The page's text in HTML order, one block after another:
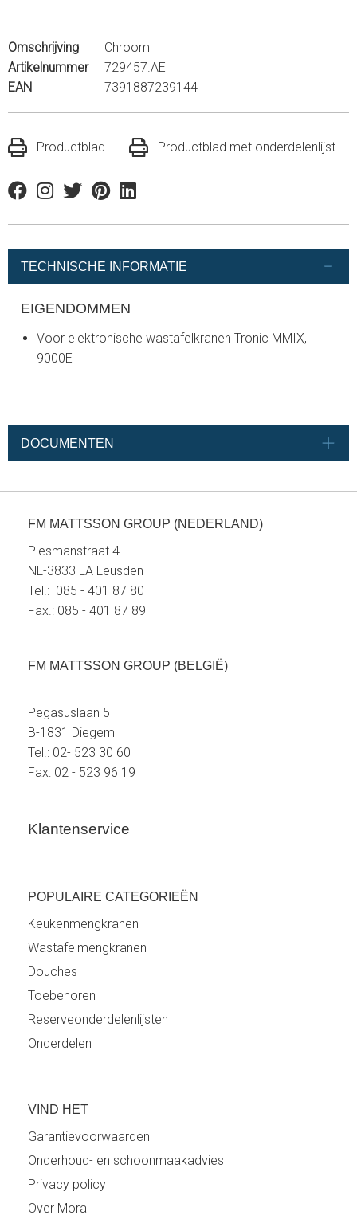
Omschrijving
Chroom
Artikelnummer
729457.AE
EAN
7391887239144
Productblad Productblad met onderdelenlijst
FacebookInstagram
TwitterPinterestLinkedin
TECHNISCHE INFORMATIE
EIGENDOMMEN
Voor elektronische wastafelkranen Tronic MMIX,
9000E
DOCUMENTEN
FM MATTSSON GROUP (NEDERLAND)
Plesmanstraat 4
NL-3833 LA Leusden
Tel.: 085 - 401 87 80
Fax.: 085 - 401 87 89
FM MATTSSON GROUP (BELGIË)
Pegasuslaan 5
B-1831 Diegem
Tel.: 02- 523 30 60
Fax: 02 - 523 96 19
Klantenservice
POPULAIRE CATEGORIEËN
Keukenmengkranen
Wastafelmengkranen
Douches
Toebehoren
Reserveonderdelenlijsten
Onderdelen
VIND HET
Garantievoorwaarden
Onderhoud- en schoonmaakadvies
Privacy policy
Over Mora